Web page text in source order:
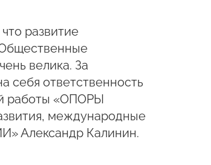
развитие
велика. За
себя ответственность
работы «ОПОРЫ
международные
Александр Калинин.